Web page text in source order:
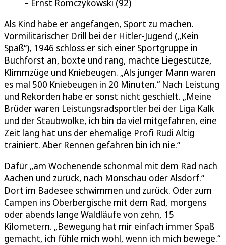
Als Kind habe er angefangen, Sport zu machen.
Vormilitärischer Drill bei der Hitler-Jugend („Kein
Spaß“), 1946 schloss er sich einer Sportgruppe in
Buchforst an, boxte und rang, machte Liegestütze,
Klimmzüge und Kniebeugen. „Als junger Mann waren
es mal 500 Kniebeugen in 20 Minuten.“ Nach Leistung
und Rekorden habe er sonst nicht geschielt. „Meine
Brüder waren Leistungsradsportler bei der Liga Kalk
und der Staubwolke, ich bin da viel mitgefahren, eine
Zeit lang hat uns der ehemalige Profi Rudi Altig
trainiert. Aber Rennen gefahren bin ich nie.“
Dafür „am Wochenende schonmal mit dem Rad nach
Aachen und zurück, nach Monschau oder Alsdorf.“
Dort im Badesee schwimmen und zurück. Oder zum
Campen ins Oberbergische mit dem Rad, morgens
oder abends lange Waldläufe von zehn, 15
Kilometern. „Bewegung hat mir einfach immer Spaß
gemacht, ich fühle mich wohl, wenn ich mich bewege.“